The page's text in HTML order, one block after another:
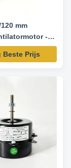
mm
-
208-230 V
Beste Prijs